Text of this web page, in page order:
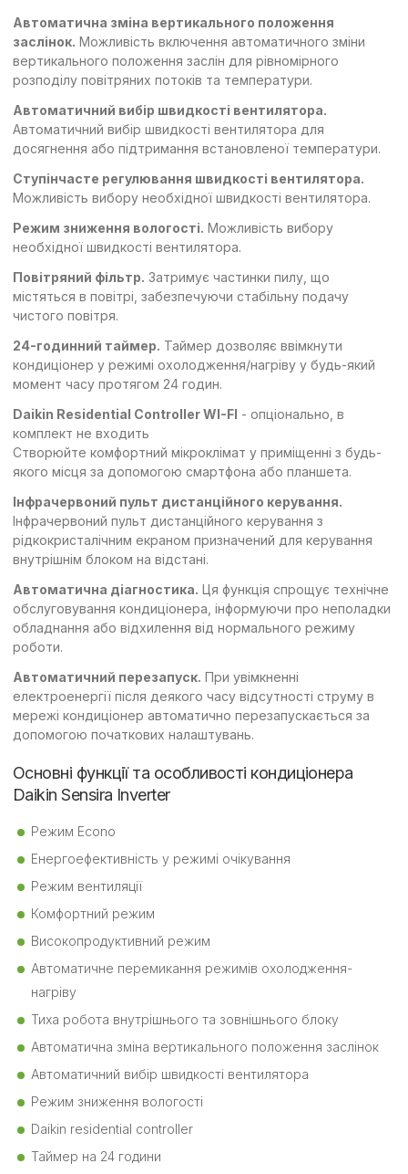
Автоматична зміна вертикального положення
заслінок. Можливість включення автоматичного зміни
вертикального положення заслін для рівномірного
розподілу повітряних потоків та температури.
Автоматичний вибір швидкості вентилятора.
Автоматичний вибір швидкості вентилятора для
досягнення або підтримання встановленої температури.
Ступінчасте регулювання швидкості вентилятора.
Можливість вибору необхідної швидкості вентилятора.
Режим зниження вологості. Можливість вибору
необхідної швидкості вентилятора.
Повітряний фільтр. Затримує частинки пилу, що
містяться в повітрі, забезпечуючи стабільну подачу
чистого повітря.
24-годинний таймер. Таймер дозволяє ввімкнути
кондиціонер у режимі охолодження/нагріву у будь-який
момент часу протягом 24 годин.
Daikin Residential Controller WI-FI - опціонально, в
комплект не входить
Створюйте комфортний мікроклімат у приміщенні з будь-
якого місця за допомогою смартфона або планшета.
Інфрачервоний пульт дистанційного керування.
Інфрачервоний пульт дистанційного керування з
рідкокристалічним екраном призначений для керування
внутрішнім блоком на відстані.
Автоматична діагностика. Ця функція спрощує технічне
обслуговування кондиціонера, інформуючи про неполадки
обладнання або відхилення від нормального режиму
роботи.
Автоматичний перезапуск. При увімкненні
електроенергії після деякого часу відсутності струму в
мережі кондиціонер автоматично перезапускається за
допомогою початкових налаштувань.
Основні функції та особливості кондиціонера
Daikin Sensira Inverter
Режим Еcono
Енергоефективність у режимі очікування
Режим вентиляції
Комфортний режим
Високопродуктивний режим
Автоматичне перемикання режимів охолодження-
нагріву
Тиха робота внутрішнього та зовнішнього блоку
Автоматична зміна вертикального положення заслінок
Автоматичний вибір швидкості вентилятора
Режим зниження вологості
Daikin residential controller
Таймер на 24 години